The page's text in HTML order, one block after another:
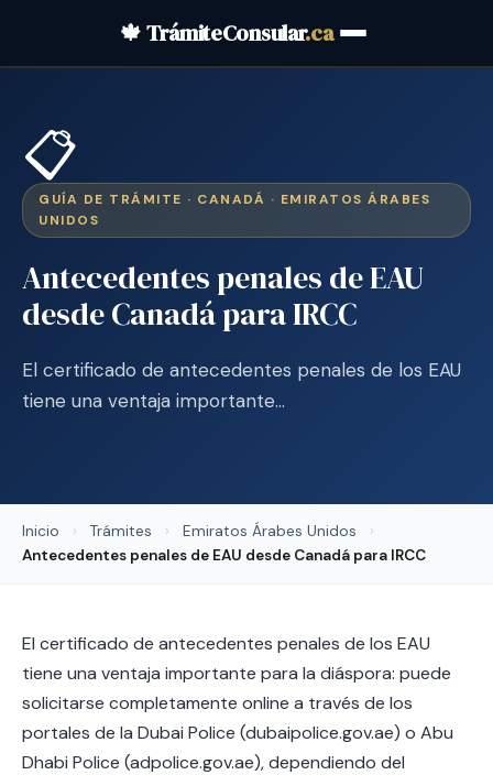
🍁 TrámiteConsular.ca
📋
GUÍA DE TRÁMITE · CANADÁ · EMIRATOS ÁRABES
UNIDOS
Antecedentes penales de EAU
desde Canadá para IRCC
El certificado de antecedentes penales de los EAU
tiene una ventaja importante…
Inicio › Trámites › Emiratos Árabes Unidos
›
Antecedentes penales de EAU desde Canadá para IRCC
El certificado de antecedentes penales de los EAU
tiene una ventaja importante para la diáspora: puede
solicitarse completamente online a través de los
portales de la Dubai Police (dubaipolice.gov.ae) o Abu
Dhabi Police (adpolice.gov.ae), dependiendo del